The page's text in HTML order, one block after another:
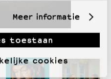
Meer informatie
toestaan
cookies